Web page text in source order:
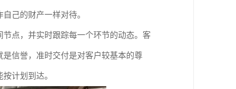
己的财产一样对待。
点，并实时跟踪每一个环节的动态。客
信誉，准时交付是对客户较基本的尊
计划到达。